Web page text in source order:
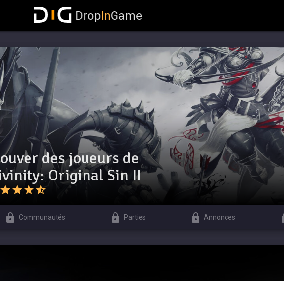
DropInGame
des joueurs de
Original Sin II
Communautés Parties Annonces